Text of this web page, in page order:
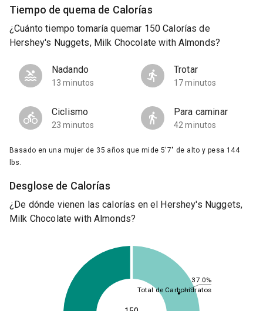
Tiempo de quema de Calorías
¿Cuánto tiempo tomaría quemar 150 Calorías de
Hershey's Nuggets, Milk Chocolate with Almonds?
Nadando
13 minutos
Trotar
17 minutos
Ciclismo
23 minutos
Para caminar
42 minutos
Basado en una mujer de 35 años que mide 5'7" de alto y pesa 144
lbs.
Desglose de Calorías
¿De dónde vienen las calorías en el Hershey's Nuggets,
Milk Chocolate with Almonds?
37.0%
Total de Carbohidratos